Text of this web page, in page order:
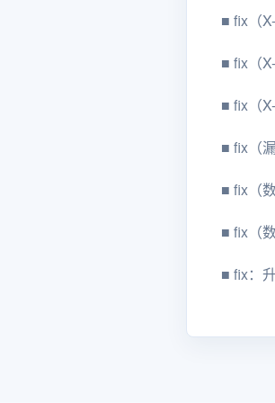
■ fix（
■ fix（
■ fix（
■ fix（
■ fix（
■ fix（
■ fix：